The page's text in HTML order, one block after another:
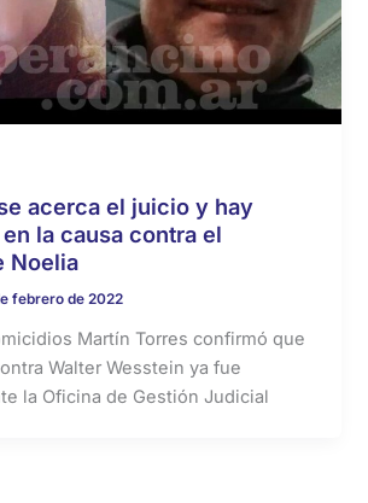
acerca el juicio y hay
la causa contra el
Noelia
febrero de 2022
Martín Torres confirmó que
Walter Wesstein ya fue
la Oficina de Gestión Judicial